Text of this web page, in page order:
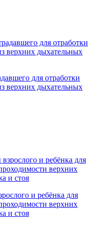
для отработки
верхних дыхательных
и ребёнка для
верхних
и стоя